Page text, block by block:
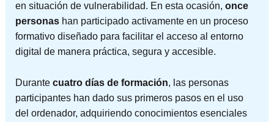
en situación de vulnerabilidad. En esta ocasión, once
personashan participado activamente en un proceso
formativo diseñado para facilitar el acceso al entorno
digital de manera práctica, segura y accesible.
Durante cuatro días de formación, las personas
participantes han dado sus primeros pasos en el uso
del ordenador, adquiriendo conocimientos esenciales